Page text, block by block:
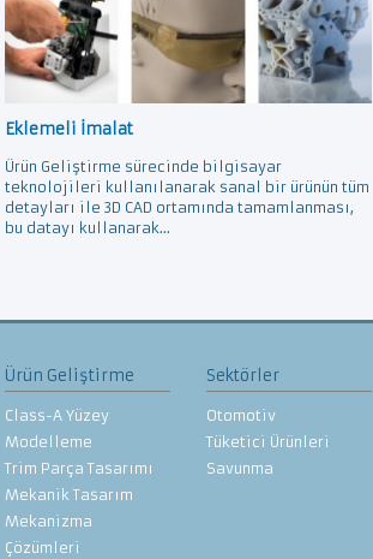
Eklemeli İmalat
Ürün Geliştirme sürecinde bilgisayar
teknolojileri kullanılanarak sanal bir ürünün tüm
detayları ile 3D CAD ortamında tamamlanması,
bu datayı kullanarak...
Ürün Geliştirme
Class-A Yüzey
Modelleme
Trim Parça Tasarımı
Mekanik Tasarım
Mekanizma
Çözümleri
Sektörler
Otomotiv
Tüketici Ürünleri
Savunma